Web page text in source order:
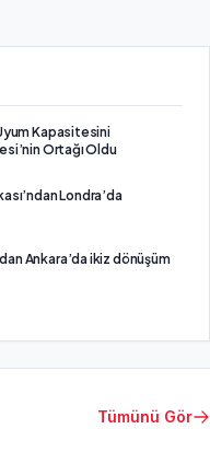
Kapasitesini
Ortağı Oldu
Londra’da
Tümünü Gör